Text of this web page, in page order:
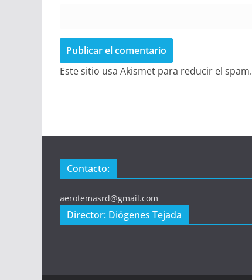
Este sitio usa Akismet para reducir el spam.
Contacto:
aerotemasrd@gmail.com
Director: Diógenes Tejada